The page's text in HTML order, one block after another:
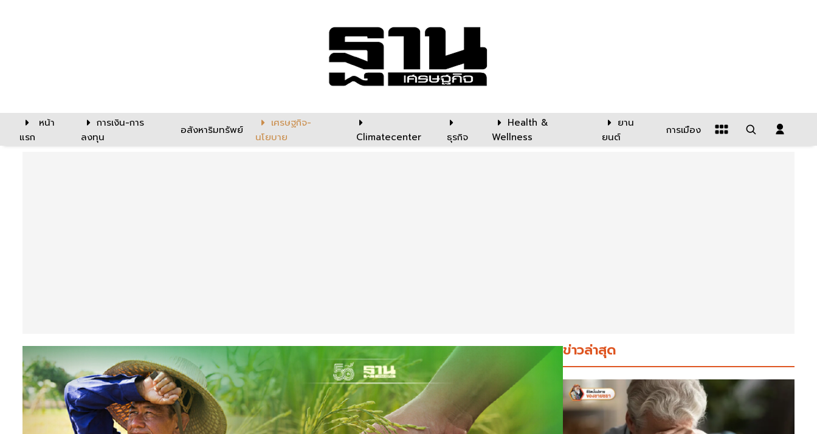
หน้า
แรก
การเงิน-การ
ลงทุน
อสังหาริมทรัพย์
เศรษฐกิจ-
นโยบาย
Climatecenter ธุรกิจ
Health &
Wellness
ยาน
ยนต์
การเมือง
ข่าวล่าสุด